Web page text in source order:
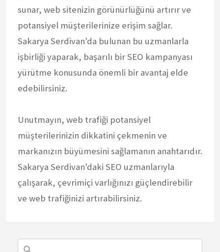
sunar, web sitenizin görünürlüğünü artırır ve
potansiyel müşterilerinize erişim sağlar.
Sakarya Serdivan'da bulunan bu uzmanlarla
işbirliği yaparak, başarılı bir SEO kampanyası
yürütme konusunda önemli bir avantaj elde
edebilirsiniz.
Unutmayın, web trafiği potansiyel
müşterilerinizin dikkatini çekmenin ve
markanızın büyümesini sağlamanın anahtarıdır.
Sakarya Serdivan'daki SEO uzmanlarıyla
çalışarak, çevrimiçi varlığınızı güçlendirebilir
ve web trafiğinizi artırabilirsiniz.